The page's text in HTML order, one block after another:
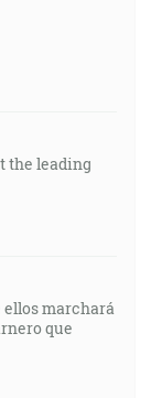
the leading
ellos marchará
que